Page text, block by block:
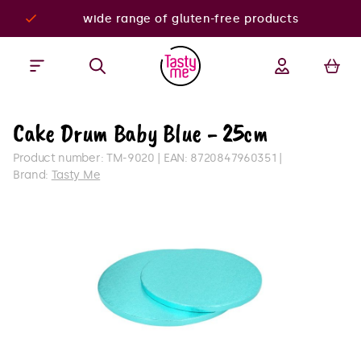
wide range of gluten-free products
Cake Drum Baby Blue - 25cm
Product number: TM-9020 EAN: 8720847960351
Brand: Tasty Me